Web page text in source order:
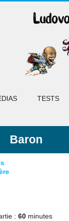
TESTS
Baron
: 60minutes